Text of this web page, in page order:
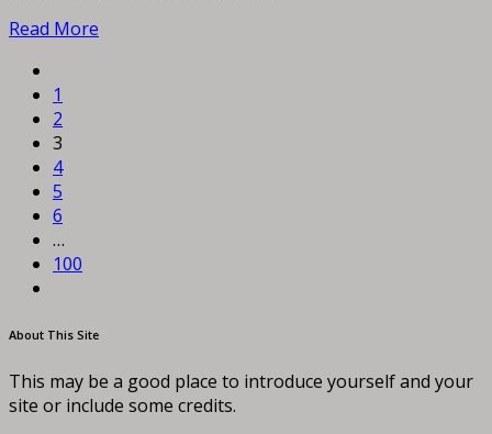
Read More
1
2
3
4
5
6
…
100
About This Site
This may be a good place to introduce yourself and your
site or include some credits.